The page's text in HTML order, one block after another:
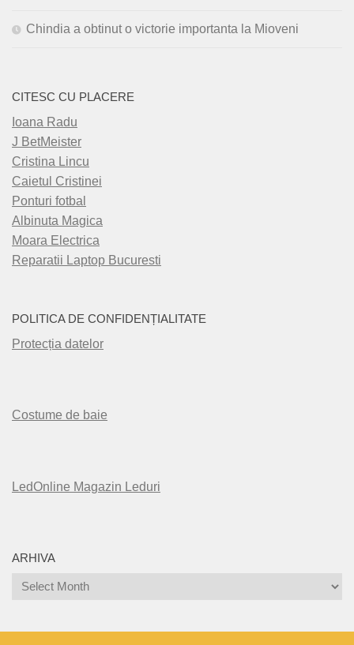
Chindia a obtinut o victorie importanta la Mioveni
CITESC CU PLACERE
Ioana Radu
J BetMeister
Cristina Lincu
Caietul Cristinei
Ponturi fotbal
Albinuta Magica
Moara Electrica
Reparatii Laptop Bucuresti
POLITICA DE CONFIDENȚIALITATE
Protecția datelor
Costume de baie
LedOnline Magazin Leduri
ARHIVA
Arhiva